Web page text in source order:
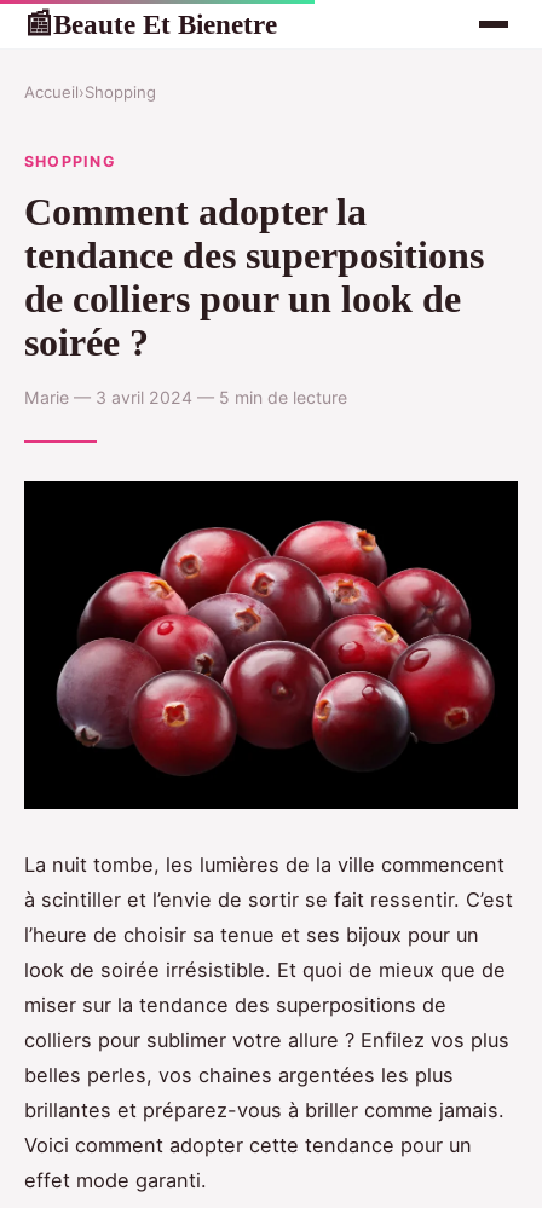
📰Beaute Et Bienetre
Accueil›Shopping
SHOPPING
Comment adopter la
tendance des superpositions
de colliers pour un look de
soirée ?
Marie — 3 avril 2024 — 5 min de lecture
La nuit tombe, les lumières de la ville commencent
à scintiller et l’envie de sortir se fait ressentir. C’est
l’heure de choisir sa tenue et ses bijoux pour un
look de soirée irrésistible. Et quoi de mieux que de
miser sur la tendance des superpositions de
colliers pour sublimer votre allure ? Enfilez vos plus
belles perles, vos chaines argentées les plus
brillantes et préparez-vous à briller comme jamais.
Voici comment adopter cette tendance pour un
effet mode garanti.